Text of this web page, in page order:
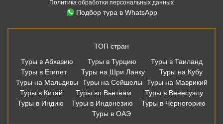
Туры в Индию
Туры в Индонезию
Туры в Черногорию
Туры в ОАЭ
ТОП курортов
Туры в АланьюТуры в Белек Туры в МармарисТуры в Кемер
Туры в Бодрум
Туры в Хургаду
Туры в Шарм Эль Шейх
Туры в ДубайТуры в Шарджу Туры в АджманТуры на Пхукет
Туры в Паттайю
Туры в Као Лак
Туры в Фантьет
Туры на Хайнань Туры в Варадеро
Туры в Северный Гоа
Туры в Сиде